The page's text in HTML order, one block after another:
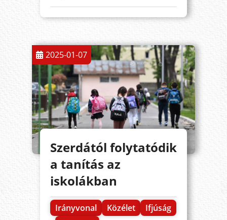
2025-01-07
Szerdától folytatódik
a tanítás az
iskolákban
Irányvonal Közélet
Ifjúság